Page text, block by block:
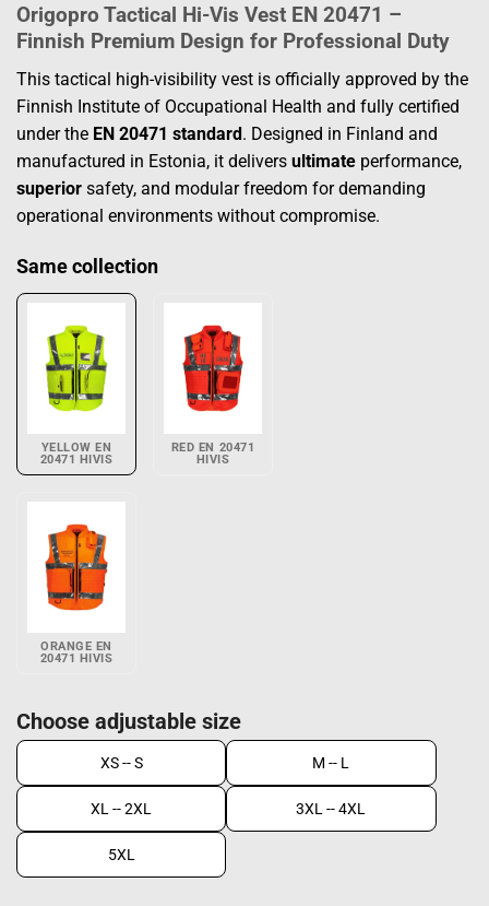
Origopro Tactical Hi-Vis Vest EN 20471 –
Finnish Premium Design for Professional Duty
This tactical high-visibility vest is officially approved by the
Finnish Institute of Occupational Health and fully certified
under the EN 20471 standard. Designed in Finland and
manufactured in Estonia, it delivers ultimate performance,
superior safety, and modular freedom for demanding
operational environments without compromise.
Same collection
YELLOW EN
20471 HIVIS
RED EN 20471
HIVIS
ORANGE EN
20471 HIVIS
Choose adjustable size
XS -- S M -- L
XL -- 2XL 3XL -- 4XL
5XL